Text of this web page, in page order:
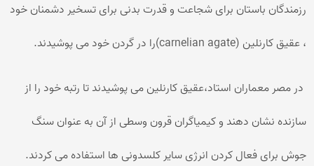
رزمندگان باستان برای شجاعت و قدرت بدنی برای تسخیر دشمنان خود
، عقیق کارنلین (carnelian agate)را در گردن خود می پوشیدند.
در مصر معماران استاد،عقیق کارنلین می پوشیدند تا رتبه خود را از
سازنده نشان دهند و کیمیاگران قرون وسطی از آن به عنوان سنگ
جوش برای فعال کردن انرژی سایر کلسدونی ها استفاده می کردند.